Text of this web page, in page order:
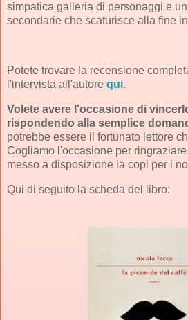
simpatica galleria di personaggi e
secondarie che scaturisce alla fine
Potete trovare la recensione
l'intervista all'autore qui.
Volete avere l'occasione di
rispondendo alla semplice
potrebbe essere il fortunato lettore
Cogliamo l'occasione per
messo a disposizione la copi per i
Qui di seguito la scheda del libro: